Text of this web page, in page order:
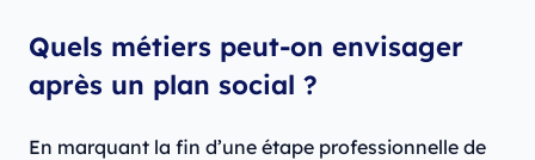
Quels métiers peut-on envisager
après un plan social ?
En marquant la fin d’une étape professionnelle de